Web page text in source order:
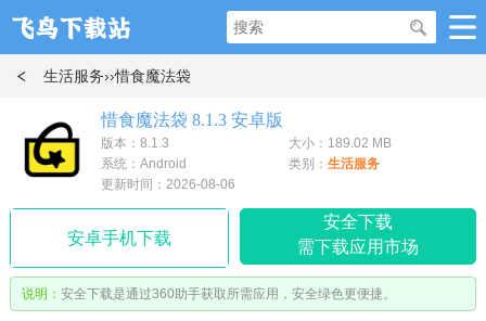
生活服务››惜食魔法袋
惜食魔法袋 8.1.3 安卓版
版本：8.1.3
大小：189.02 MB
系统：Android
类别： 生活服务
更新时间：2026-08-06
安卓手机下载
安全下载
需下载应用市场
说明： 安全下载是通过360助手获取所需应用，安全绿色更便捷。